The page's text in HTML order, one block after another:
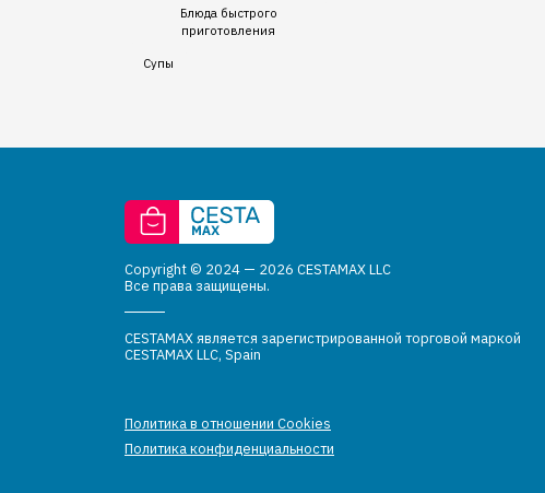
Блюда быстрого
приготовления
Супы
Copyright © 2024 — 2026 CESTAMAX LLC
Все права защищены.
CESTAMAX является зарегистрированной торговой маркой
CESTAMAX LLC, Spain
Политика в отношении Cookies
Политика конфиденциальности